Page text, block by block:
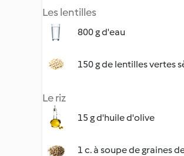
Les lentilles
800 g d'eau
150 g de lentilles vertes
Le riz
15 g d'huile d'olive
1 c. à soupe de graines